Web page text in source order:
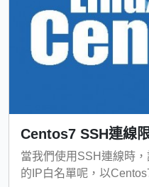
Centos7 SSH連線
當我們使用SSH連線時
的IP白名單呢，以